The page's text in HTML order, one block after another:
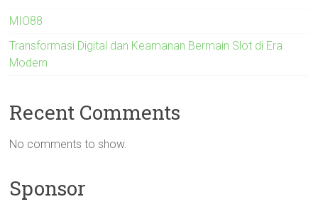
MIO88
Transformasi Digital dan Keamanan Bermain Slot di Era
Modern
Recent Comments
No comments to show.
Sponsor